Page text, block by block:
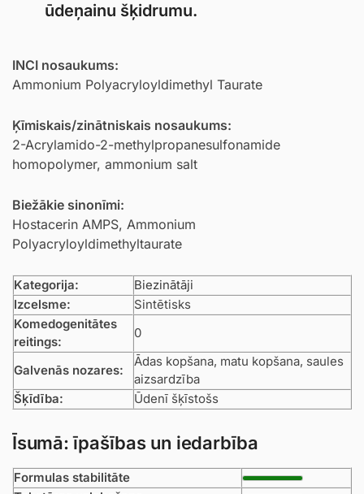
ūdeņainu šķidrumu.
INCI nosaukums:
Ammonium Polyacryloyldimethyl Taurate
Ķīmiskais/zinātniskais nosaukums:
2-Acrylamido-2-methylpropanesulfonamide
homopolymer, ammonium salt
Biežākie sinonīmi:
Hostacerin AMPS, Ammonium
Polyacryloyldimethyltaurate
Kategorija:
Biezinātāji
Izcelsme:
Sintētisks
Komedogenitātes
reitings:
0
Galvenās nozares:
Ādas kopšana, matu kopšana, saules
aizsardzība
Šķīdība:
Ūdenī šķīstošs
Īsumā: īpašības un iedarbība
Formulas stabilitāte